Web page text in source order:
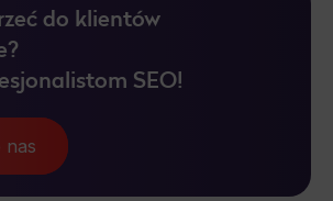
do klientów
SEO!
nas